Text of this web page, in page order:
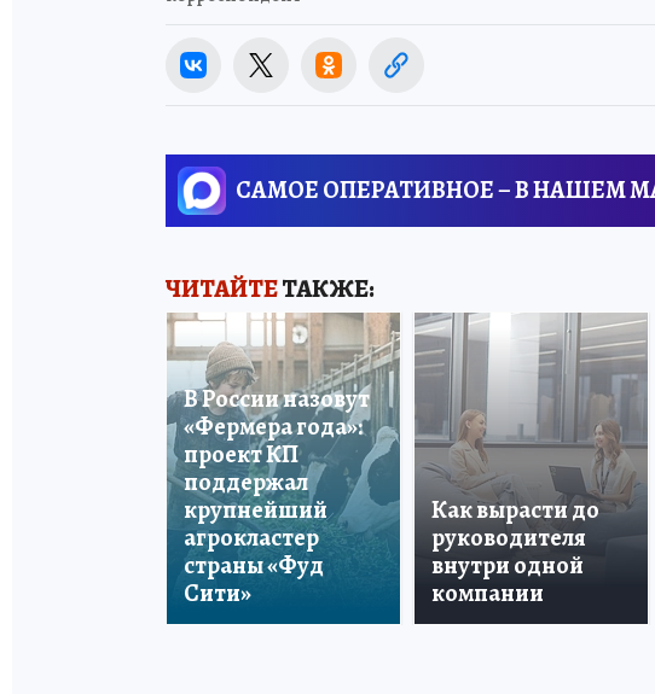
САМОЕ ОПЕРАТИВНОЕ – В НАШЕМ
ЧИТАЙТЕТАКЖЕ:
В России назовут
«Фермера года»:
проект КП
поддержал
крупнейший
агрокластер
страны «Фуд
Сити»
Как вырасти до
руководителя
внутри одной
компании